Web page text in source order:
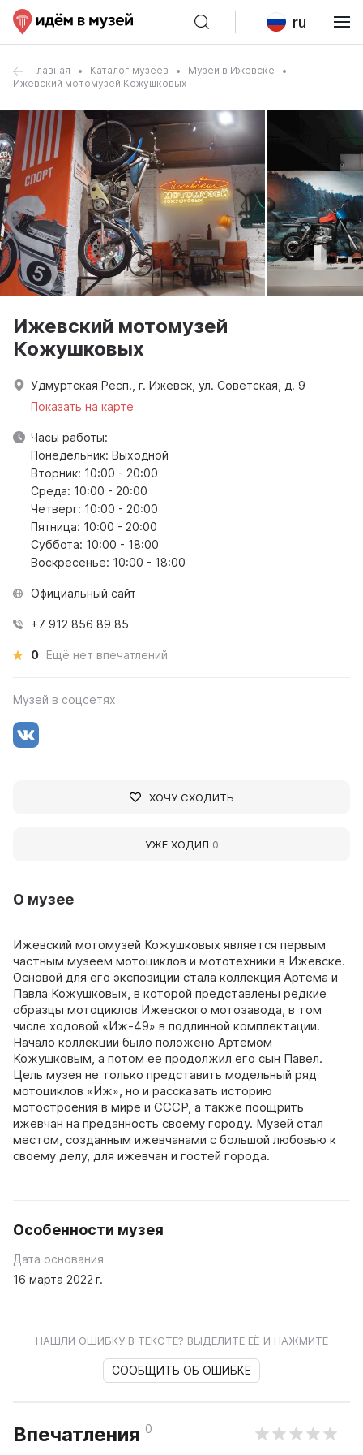
ru
Главная Каталог музеев
Музеи в Ижевске
Ижевский мотомузей Кожушковых
О музее
Ижевский мотомузей Кожушковых является первым
частным музеем мотоциклов и мототехники в Ижевске.
Основой для его экспозиции стала коллекция Артема и
Павла Кожушковых, в которой представлены редкие
образцы мотоциклов Ижевского мотозавода, в том
числе ходовой «Иж-49» в подлинной комплектации.
Начало коллекции было положено Артемом
Кожушковым, а потом ее продолжил его сын Павел.
Цель музея не только представить модельный ряд
мотоциклов «Иж», но и рассказать историю
мотостроения в мире и СССР, а также поощрить
ижевчан на преданность своему городу. Музей стал
местом, созданным ижевчанами с большой любовью к
своему делу, для ижевчан и гостей города.
Особенности музея
Дата основания
16 марта 2022 г.
НАШЛИ ОШИБКУ В ТЕКСТЕ? ВЫДЕЛИТЕ ЕЁ И НАЖМИТЕ
СООБЩИТЬ ОБ ОШИБКЕ
Впечатления 0
Ижевский мотомузей
Кожушковых
Удмуртская Респ., г. Ижевск, ул. Советская, д. 9
Показать на карте
Часы работы:
Понедельник: Выходной
Вторник: 10:00 - 20:00
Среда: 10:00 - 20:00
Четверг: 10:00 - 20:00
Пятница: 10:00 - 20:00
Суббота: 10:00 - 18:00
Воскресенье: 10:00 - 18:00
Официальный сайт
+7 912 856 89 85
0 Ещё нет впечатлений
Музей в соцсетях
ХОЧУ СХОДИТЬ
УЖЕ ХОДИЛ 0